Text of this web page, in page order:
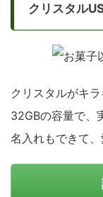
クリスタル
クリスタルがキラ
32GBの容量で、
名入れもできて、